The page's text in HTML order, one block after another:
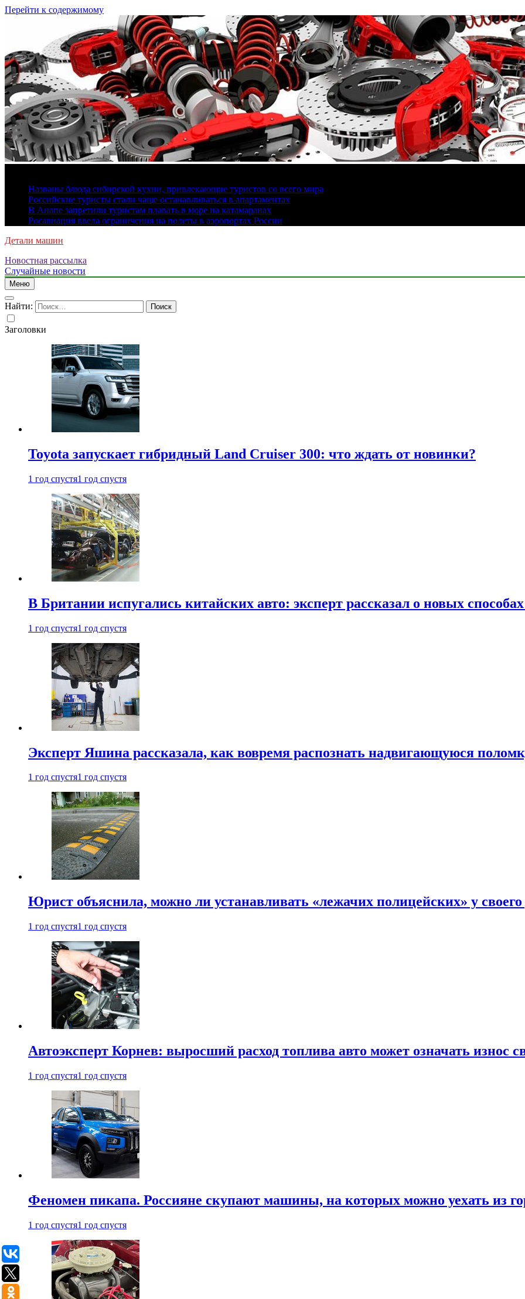
Перейти к содержимому
Названы блюда сибирской кухни, привлекающие туристов со всего мира
Российские туристы стали чаще останавливаться в апартаментах
В Анапе запретили туристам плавать в море на катамаранах
Росавиация ввела ограничения на полеты в аэропортах России
Детали машин
Новостная рассылка
Случайные новости
Меню
Найти:
Заголовки
Toyota запускает гибридный Land Cruiser 300: что ждать от новинки?
1 год спустя1 год спустя
В Британии испугались китайских авто: эксперт рассказал о новых
1 год спустя1 год спустя
Эксперт Яшина рассказала, как вовремя распознать надвигающуюся
1 год спустя1 год спустя
Юрист объяснила, можно ли устанавливать «лежачих полицейских» у
1 год спустя1 год спустя
Автоэксперт Корнев: выросший расход топлива авто может означать износ
1 год спустя1 год спустя
Феномен пикапа. Россияне скупают машины, на которых можно уехать из
1 год спустя1 год спустя